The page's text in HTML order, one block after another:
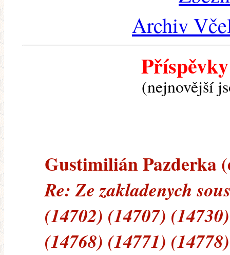
Archiv
(nejnovější
Gustimilián Pazderka
Re: Ze zakladenych
(14702) (14707)
(14768) (14771)